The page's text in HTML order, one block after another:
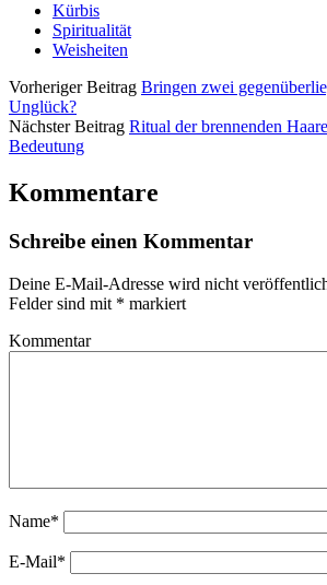
Kürbis
Spiritualität
Weisheiten
Vorheriger Beitrag Bringen zwei
Unglück?
Nächster Beitrag Ritual der brennenden
Bedeutung
Kommentare
Schreibe einen Kommentar
Deine E-Mail-Adresse wird nicht
Felder sind mit * markiert
Kommentar
Name*
E-Mail*